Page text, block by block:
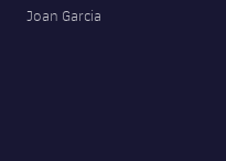
Joan Garcia